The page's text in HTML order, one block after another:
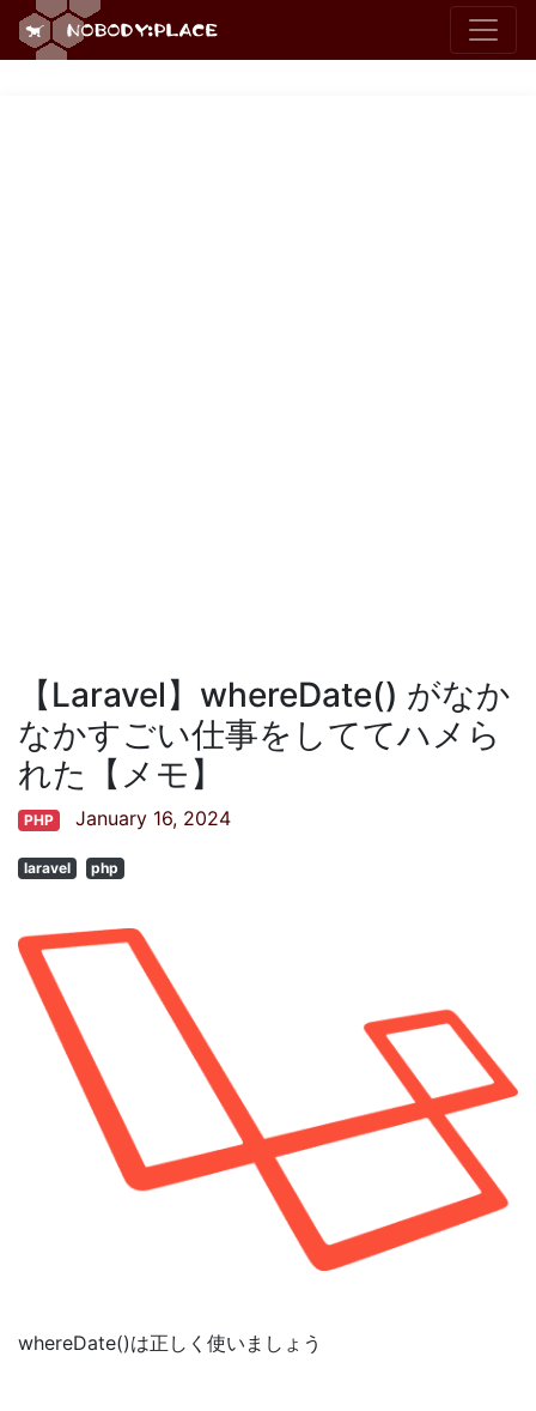
【Laravel】whereDate() がなか
なかすごい仕事をしててハメら
れた【メモ】
PHP January 16, 2024
laravel php
whereDate()は正しく使いましょう